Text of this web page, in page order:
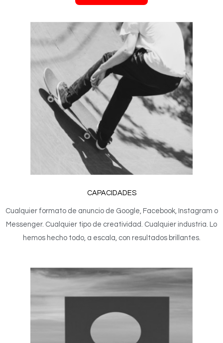
CAPACIDADES
Cualquier formato de anuncio de Google, Facebook, Instagram o
Messenger. Cualquier tipo de creatividad. Cualquier industria. Lo
hemos hecho todo, a escala, con resultados brillantes.